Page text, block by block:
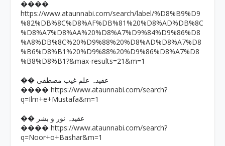
����
https://www.ataunnabi.com/search/label/%D8%B9%D9
%82%DB%8C%D8%AF%DB%81%20%D8%AD%DB%8C
%D8%A7%D8%AA%20%D8%A7%D9%84%D9%86%D8
%A8%DB%8C%20%D9%88%20%D8%AD%D8%A7%D8
%B6%D8%B1%20%D9%88%20%D9%86%D8%A7%D8
%B8%D8%B1?&max-results=21&m=1
�� عقیدہ علم غیب مصطفی
���� https://www.ataunnabi.com/search?
q=Ilm+e+Mustafa&m=1
�� عقیدہ نور و بشر
���� https://www.ataunnabi.com/search?
q=Noor+o+Bashar&m=1